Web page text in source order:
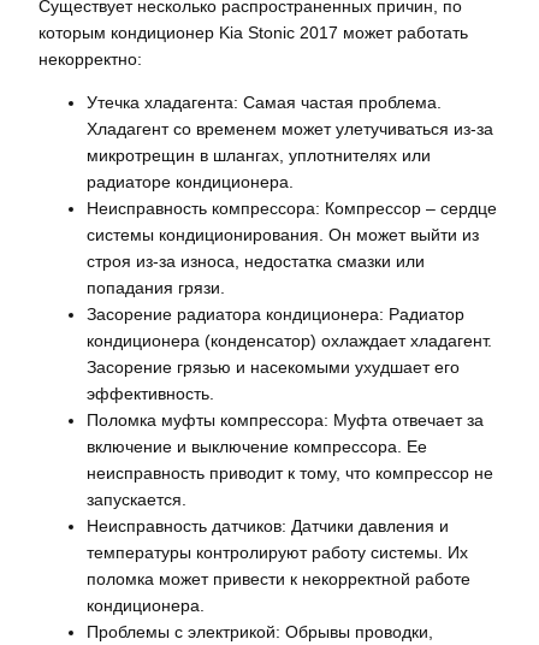
Существует несколько распространенных причин, по
которым кондиционер Kia Stonic 2017 может работать
некорректно:
Утечка хладагента: Самая частая проблема.
Хладагент со временем может улетучиваться из-за
микротрещин в шлангах, уплотнителях или
радиаторе кондиционера.
Неисправность компрессора: Компрессор – сердце
системы кондиционирования. Он может выйти из
строя из-за износа, недостатка смазки или
попадания грязи.
Засорение радиатора кондиционера: Радиатор
кондиционера (конденсатор) охлаждает хладагент.
Засорение грязью и насекомыми ухудшает его
эффективность.
Поломка муфты компрессора: Муфта отвечает за
включение и выключение компрессора. Ее
неисправность приводит к тому, что компрессор не
запускается.
Неисправность датчиков: Датчики давления и
температуры контролируют работу системы. Их
поломка может привести к некорректной работе
кондиционера.
Проблемы с электрикой: Обрывы проводки,